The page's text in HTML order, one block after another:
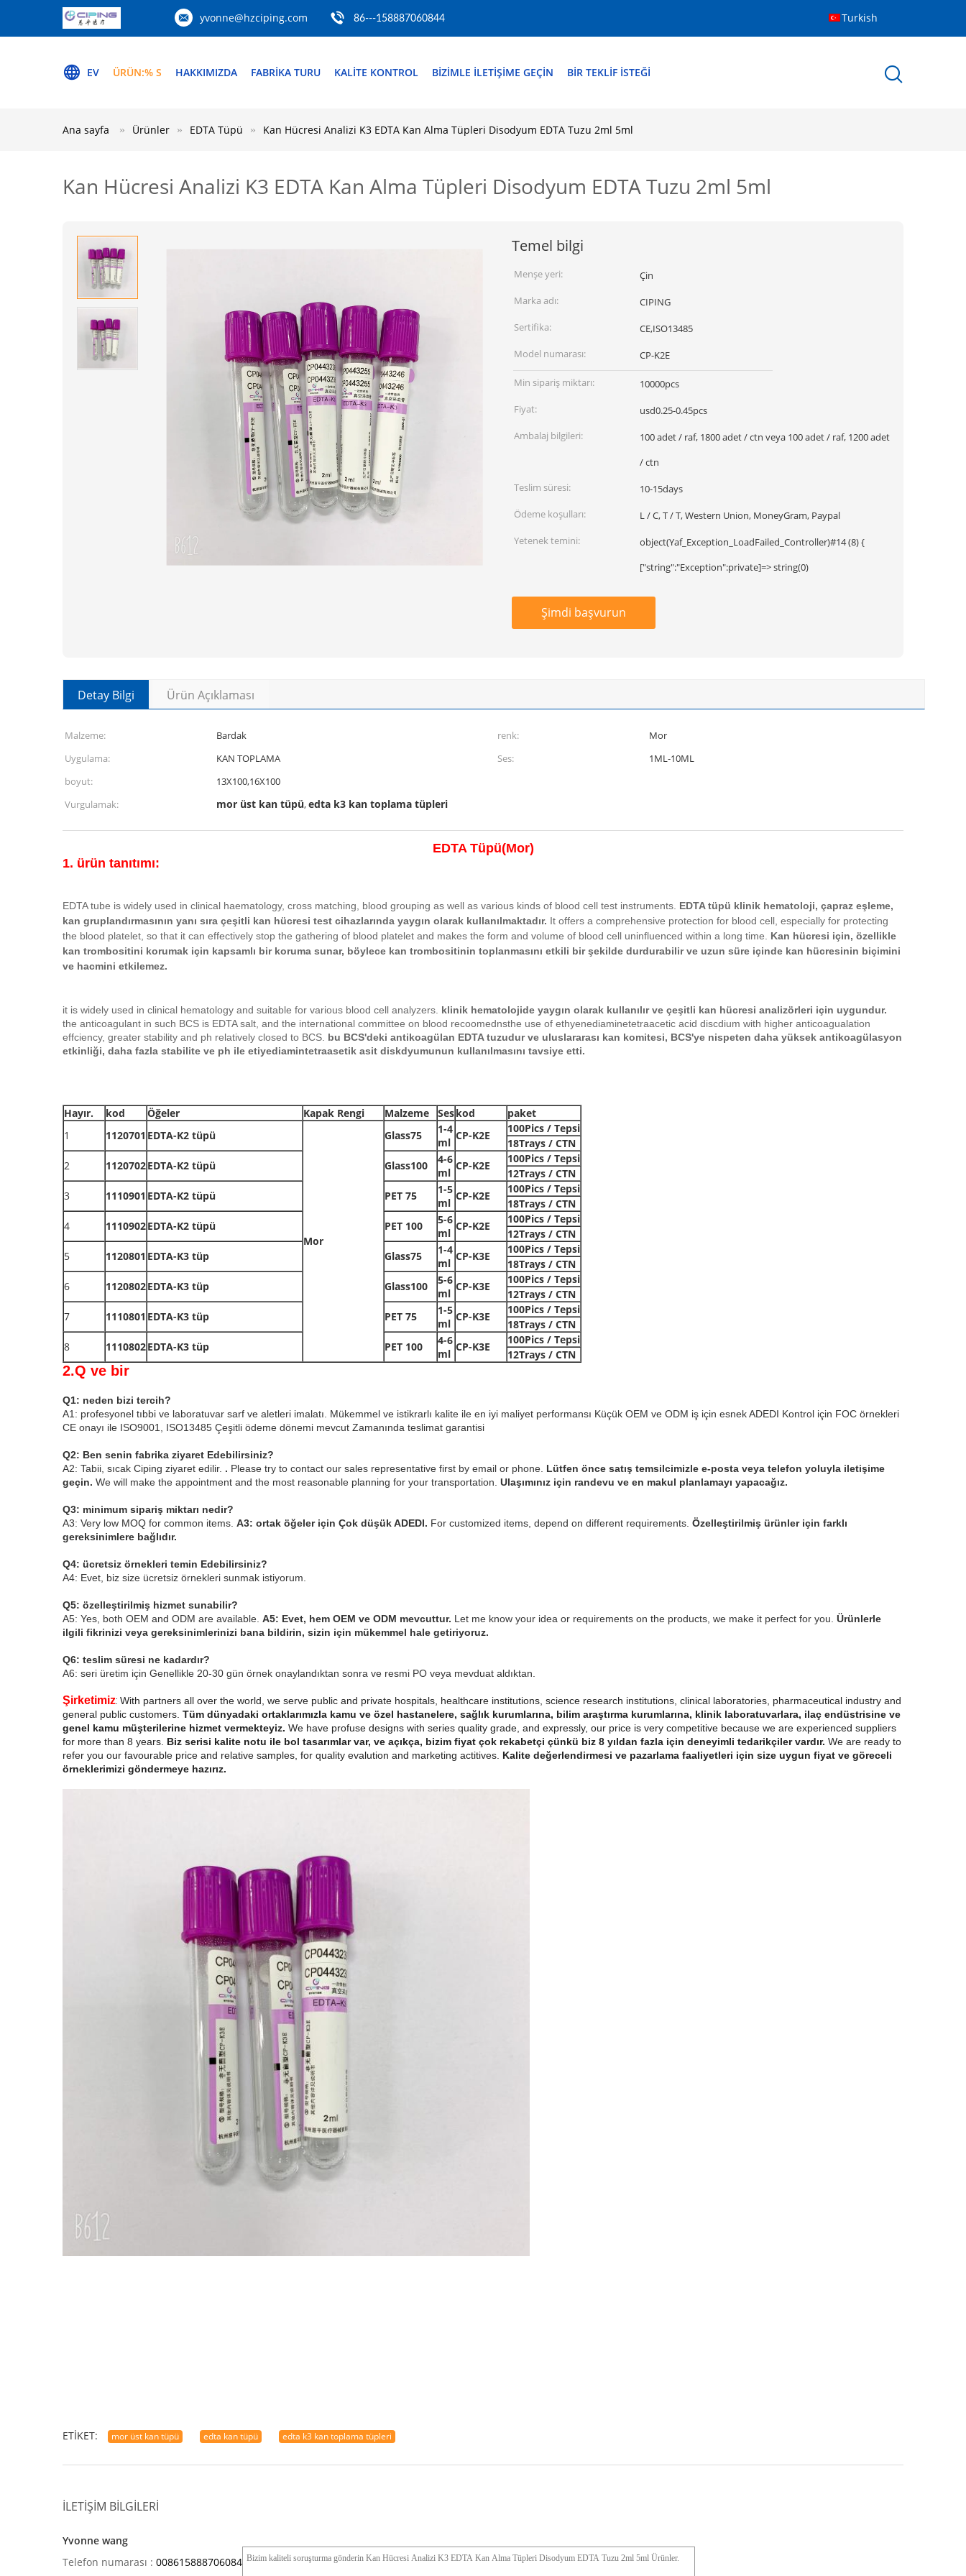
yvonne@hzciping.com 86---158887060844 Turkish
EV ÜRÜN:% S HAKKIMIZDA FABRIKA TURU KALITE KONTROL BIZIMLE ILETIŞIME GEÇIN BIR TEKLIF ISTEĞI
Ana sayfa Ürünler EDTA Tüpü Kan Hücresi Analizi K3 EDTA Kan Alma Tüpleri Disodyum EDTA Tuzu 2ml 5ml
Kan Hücresi Analizi K3 EDTA Kan Alma Tüpleri Disodyum EDTA Tuzu 2ml 5ml
Temel bilgi
Menşe yeri:
Çin
Marka adı:
CIPING
Sertifika:
CE,ISO13485
Model numarası:
CP-K2E
Min sipariş miktarı:
10000pcs
Fiyat:
usd0.25-0.45pcs
Ambalaj bilgileri:
100 adet / raf, 1800 adet / ctn veya 100 adet / raf, 1200 adet
/ ctn
Teslim süresi:
10-15days
Ödeme koşulları:
L / C, T / T, Western Union, MoneyGram, Paypal
Yetenek temini:
object(Yaf_Exception_LoadFailed_Controller)#14 (8) {
["string":"Exception":private]=> string(0)
Şimdi başvurun
Detay Bilgi Ürün Açıklaması
Malzeme: Bardak renk:
Mor
Uygulama:
KAN TOPLAMA Ses:
1ML-10ML
boyut:
13X100,16X100
Vurgulamak:
mor üst kan tüpü,edta k3 kan toplama tüpleri
EDTA Tüpü(Mor)
1. ürün tanıtımı:
EDTA tube is widely used in clinical haematology, cross matching, blood grouping as well as various kinds of blood cell test instruments. EDTA tüpü klinik hematoloji, çapraz eşleme,
kan gruplandırmasının yanı sıra çeşitli kan hücresi test cihazlarında yaygın olarak kullanılmaktadır. It offers a comprehensive protection for blood cell, especially for protecting
the blood platelet, so that it can effectively stop the gathering of blood platelet and makes the form and volume of blood cell uninfluenced within a long time.
Kan hücresi için, özellikle
kan trombositini korumak için kapsamlı bir koruma sunar, böylece kan trombositinin toplanmasını etkili bir şekilde durdurabilir ve uzun süre içinde kan hücresinin biçimini
ve hacmini etkilemez.
it is widely used in clinical hematology and suitable for various blood cell analyzers. klinik hematolojide yaygın olarak kullanılır ve çeşitli kan hücresi analizörleri için uygundur.
the anticoagulant in such BCS is EDTA salt, and the international committee on blood recoomednsthe use of ethyenediaminetetraacetic acid discdium with higher anticoagualation
effciency, greater stability and ph relatively closed to BCS. bu BCS'deki antikoagülan EDTA tuzudur ve uluslararası kan komitesi, BCS'ye nispeten daha yüksek antikoagülasyon
etkinliği, daha fazla stabilite ve ph ile etiyediamintetraasetik asit diskdyumunun kullanılmasını tavsiye etti.
Hayır. kod Öğeler Kapak Rengi Malzeme Seskod
paket
1
1120701 EDTA-K2 tüpü
Mor
Glass75
1-4
ml
CP-K2E
100Pics / Tepsi
18Trays / CTN
2
1120702EDTA-K2 tüpü Glass100
4-6
ml
CP-K2E
100Pics / Tepsi
12Trays / CTN
3
1110901 EDTA-K2 tüpü PET 75
1-5
ml
CP-K2E
100Pics / Tepsi
18Trays / CTN
4
1110902EDTA-K2 tüpü PET 100
5-6
ml
CP-K2E
100Pics / Tepsi
12Trays / CTN
5
1120801 EDTA-K3 tüp Glass75
1-4
ml
CP-K3E
100Pics / Tepsi
18Trays / CTN
6
1120802EDTA-K3 tüp Glass100
5-6
ml
CP-K3E
100Pics / Tepsi
12Trays / CTN
7
1110801 EDTA-K3 tüp PET 75
1-5
ml
CP-K3E
100Pics / Tepsi
18Trays / CTN
8
1110802EDTA-K3 tüp PET 100
4-6
ml
CP-K3E
100Pics / Tepsi
12Trays / CTN
2.Q ve bir
Q1: neden bizi tercih?
A1: profesyonel tıbbi ve laboratuvar sarf ve aletleri imalatı. Mükemmel ve istikrarlı kalite ile en iyi maliyet performansı Küçük OEM ve ODM iş için esnek ADEDI Kontrol için FOC örnekleri
CE onayı ile ISO9001, ISO13485 Çeşitli ödeme dönemi mevcut Zamanında teslimat garantisi
Q2: Ben senin fabrika ziyaret Edebilirsiniz?
A2: Tabii, sıcak Ciping ziyaret edilir. . Please try to contact our sales representative first by email or phone. Lütfen önce satış temsilcimizle e-posta veya telefon yoluyla iletişime
geçin. We will make the appointment and the most reasonable planning for your transportation. Ulaşımınız için randevu ve en makul planlamayı yapacağız.
Q3: minimum sipariş miktarı nedir?
A3: Very low MOQ for common items. A3: ortak öğeler için Çok düşük ADEDI. For customized items, depend on different requirements. Özelleştirilmiş ürünler için farklı
gereksinimlere bağlıdır.
Q4: ücretsiz örnekleri temin Edebilirsiniz?
A4: Evet, biz size ücretsiz örnekleri sunmak istiyorum
Q5: özelleştirilmiş hizmet sunabilir?
A5: Yes, both OEM and ODM are available. A5: Evet, hem OEM ve ODM mevcuttur. Let me know your idea or requirements on the products, we make it perfect for you. Ürünlerle
ilgili fikrinizi veya gereksinimlerinizi bana bildirin, sizin için mükemmel hale getiriyoruz.
Q6: teslim süresi ne kadardır?
A6: seri üretim için Genellikle 20-30 gün örnek onaylandıktan sonra ve resmi PO veya mevduat aldıktan.
Şirketimiz: With partners all over the world, we serve public and private hospitals, healthcare institutions, science research institutions, clinical laboratories, pharmaceutical industry and
general public customers. Tüm dünyadaki ortaklarımızla kamu ve özel hastanelere, sağlık kurumlarına, bilim araştırma kurumlarına, klinik laboratuvarlara, ilaç endüstrisine ve
genel kamu müşterilerine hizmet vermekteyiz. We have profuse designs with series quality grade, and expressly, our price is very competitive because we are experienced suppliers
for more than 8 years. Biz serisi kalite notu ile bol tasarımlar var, ve açıkça, bizim fiyat çok rekabetçi çünkü biz 8 yıldan fazla için deneyimli tedarikçiler vardır. We are ready to
refer you our favourable price and relative samples, for quality evalution and marketing actitives. Kalite değerlendirmesi ve pazarlama faaliyetleri için size uygun fiyat ve göreceli
örneklerimizi göndermeye hazırız.
ETIKET: mor üst kan tüpü edta kan tüpü edta k3 kan toplama tüpleri
İLETIŞIM BILGILERI
Yvonne wang
Telefon numarası : 008615888706084